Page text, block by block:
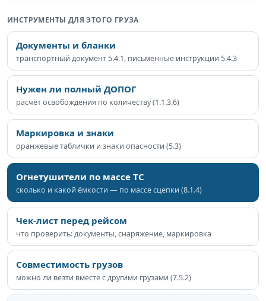
ИНСТРУМЕНТЫ ДЛЯ ЭТОГО ГРУЗА
Документы и бланки
транспортный документ 5.4.1, письменные инструкции 5.4.3
Нужен ли полный ДОПОГ
расчёт освобождения по количеству (1.1.3.6)
Маркировка и знаки
оранжевые таблички и знаки опасности (5.3)
Огнетушители по массе ТС
сколько и какой ёмкости — по массе сцепки (8.1.4)
Чек-лист перед рейсом
что проверить: документы, снаряжение, маркировка
Совместимость грузов
можно ли везти вместе с другими грузами (7.5.2)